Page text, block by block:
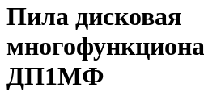
Пила дисковая
ДП1МФ